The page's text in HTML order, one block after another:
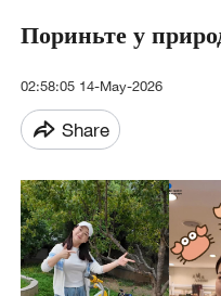
Пориньте у
02:58:05 14-May-2026
Share